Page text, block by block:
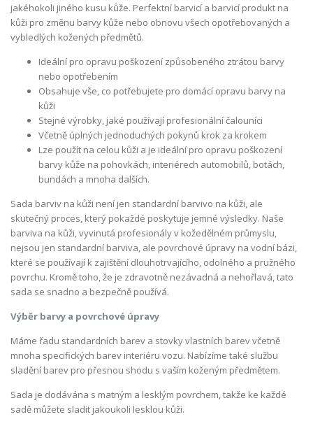
jakéhokoli jiného kusu kůže. Perfektní barvicí a barvicí produkt na
kůži pro změnu barvy kůže nebo obnovu všech opotřebovaných a
vybledlých kožených předmětů.
Ideální pro opravu poškození způsobeného ztrátou barvy
nebo opotřebením
Obsahuje vše, co potřebujete pro domácí opravu barvy na
kůži
Stejné výrobky, jaké používají profesionální čalouníci
Včetně úplných jednoduchých pokynů krok za krokem
Lze použít na celou kůži a je ideální pro opravu poškození
barvy kůže na pohovkách, interiérech automobilů, botách,
bundách a mnoha dalších.
Sada barviv na kůži není jen standardní barvivo na kůži, ale
skutečný proces, který pokaždé poskytuje jemné výsledky. Naše
barviva na kůži, vyvinutá profesionály v kožedělném průmyslu,
nejsou jen standardní barviva, ale povrchové úpravy na vodní bázi,
které se používají k zajištění dlouhotrvajícího, odolného a pružného
povrchu. Kromě toho, že je zdravotně nezávadná a nehořlavá, tato
sada se snadno a bezpečně používá.
Výběr barvy a povrchové úpravy
Máme řadu standardních barev a stovky vlastních barev včetně
mnoha specifických barev interiéru vozu. Nabízíme také službu
sladění barev pro přesnou shodu s vaším koženým předmětem.
Sada je dodávána s matným a lesklým povrchem, takže ke každé
sadě můžete sladit jakoukoli lesklou kůži.